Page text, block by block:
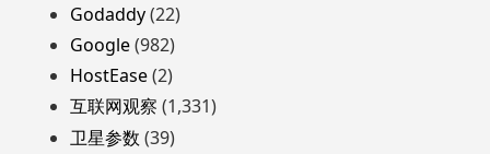
Godaddy(22)
Google(982)
HostEase(2)
互联网观察 (1,331)
卫星参数 (39)